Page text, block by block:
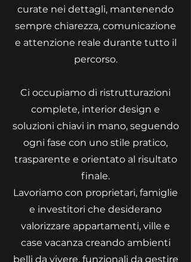
curate nei dettagli, mantenendo
sempre chiarezza, comunicazione
e attenzione reale durante tutto il
percorso.
Ci occupiamo di ristrutturazioni
complete, interior design e
soluzioni chiavi in mano, seguendo
ogni fase con uno stile pratico,
trasparente e orientato al risultato
finale.
Lavoriamo con proprietari, famiglie
e investitori che desiderano
valorizzare appartamenti, ville e
case vacanza creando ambienti
belli da vivere, funzionali da gestire